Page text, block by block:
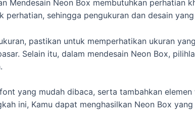
Mendesain Neon Box membutuhkan perhatian
perhatian, sehingga pengukuran dan desain
pastikan untuk memperhatikan ukuran
Selain itu, dalam mendesain Neon Box,
yang mudah dibaca, serta tambahkan
ini, Kamu dapat menghasilkan Neon Box